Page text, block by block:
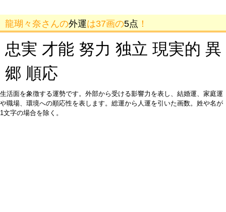
龍瑚々奈さんの外運は37画の5点 ！
忠実 才能 努力 独立 現実的 異
郷 順応
生活面を象徴する運勢です。外部から受ける影響力を表し、結婚運、家庭運
や職場、環境への順応性を表します。総運から人運を引いた画数。姓や名が
1文字の場合を除く。